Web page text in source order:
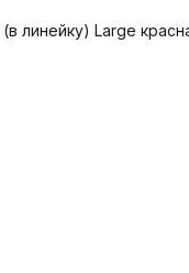
линейку) Large